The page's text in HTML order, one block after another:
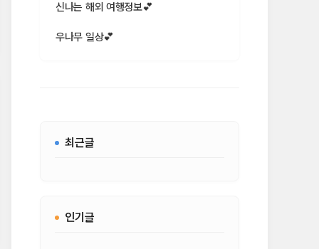
신나는 해외 여행정보💕
우나무 일상💕
최근글
인기글